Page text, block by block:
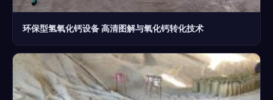
环保型氢氧化钙设备 高清图解与氧化钙转化技术